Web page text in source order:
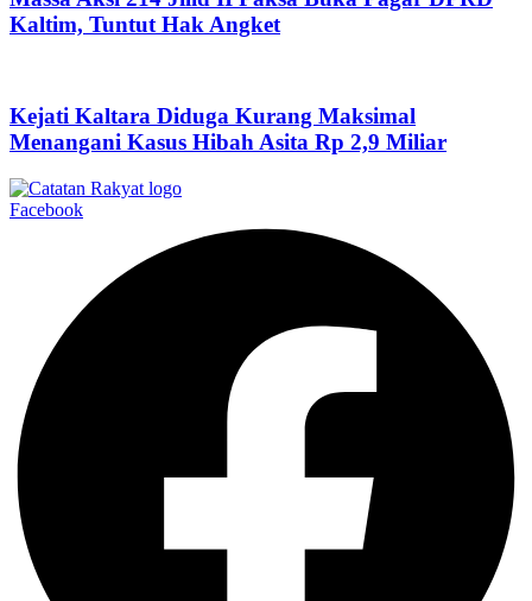
Kaltim, Tuntut Hak Angket
Kejati Kaltara Diduga Kurang Maksimal
Menangani Kasus Hibah Asita Rp 2,9 Miliar
Facebook